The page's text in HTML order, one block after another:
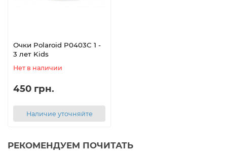
Очки Polaroid P0403C 1 -
3 лет Kids
Нет в наличии
450 грн.
Наличие уточняйте
РЕКОМЕНДУЕМ ПОЧИТАТЬ